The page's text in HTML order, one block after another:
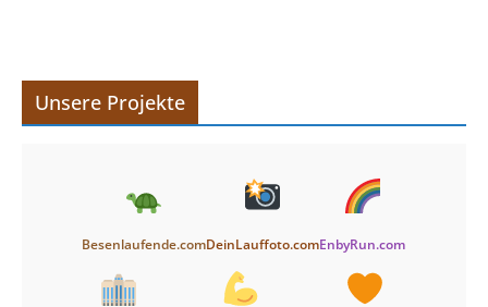
Unsere Projekte
Besenlaufende.comDeinLauffoto.comEnbyRun.com